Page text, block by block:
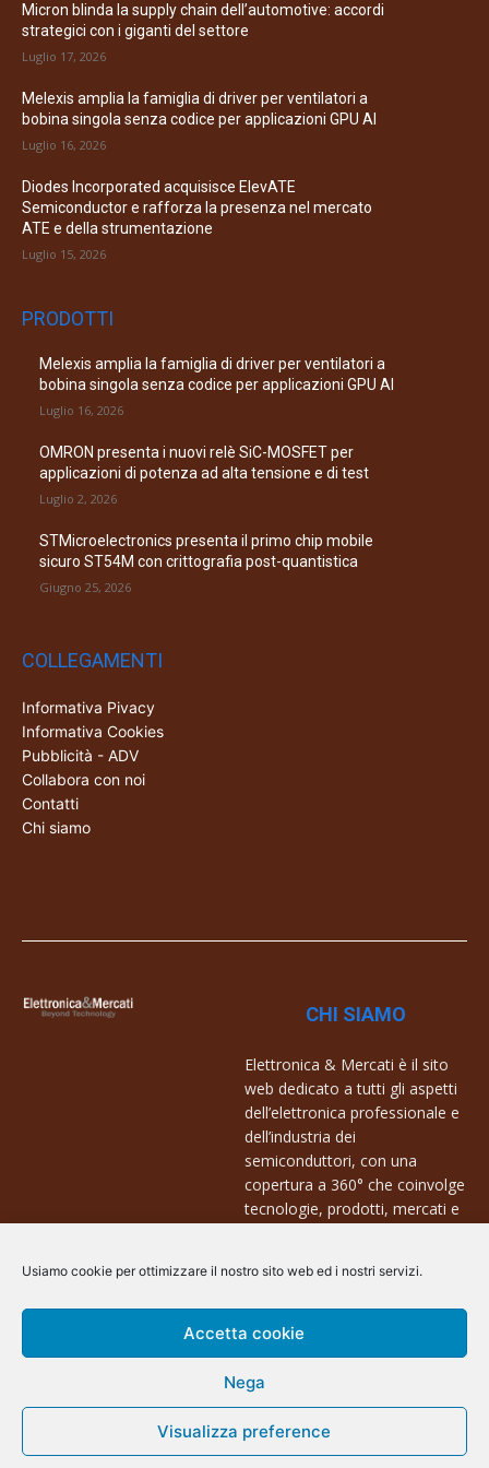
Usiamo cookie per ottimizzare il nostro sito web ed i nostri servizi.
Accetta cookie
Nega
Visualizza preference
Micron blinda la supply chain dell’automotive: accordi
strategici con i giganti del settore
Luglio 17, 2026
Melexis amplia la famiglia di driver per ventilatori a
bobina singola senza codice per applicazioni GPU AI
Luglio 16, 2026
Diodes Incorporated acquisisce ElevATE
Semiconductor e rafforza la presenza nel mercato
ATE e della strumentazione
Luglio 15, 2026
PRODOTTI
Melexis amplia la famiglia di driver per ventilatori a
bobina singola senza codice per applicazioni GPU AI
Luglio 16, 2026
OMRON presenta i nuovi relè SiC-MOSFET per
applicazioni di potenza ad alta tensione e di test
Luglio 2, 2026
STMicroelectronics presenta il primo chip mobile
sicuro ST54M con crittografia post-quantistica
Giugno 25, 2026
COLLEGAMENTI
Informativa Pivacy
Informativa Cookies
Pubblicità - ADV
Collabora con noi
Contatti
Chi siamo
CHI SIAMO
Elettronica & Mercati è il sito
web dedicato a tutti gli aspetti
dell’elettronica professionale e
dell’industria dei
semiconduttori, con una
copertura a 360° che coinvolge
tecnologie, prodotti, mercati e
Contatti:
info@arscommunication.it
@ArsCommunication 2023